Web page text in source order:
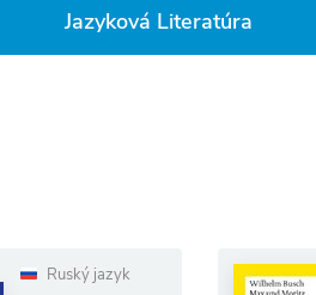
Jazyková Literatúra
Ruský jazyk